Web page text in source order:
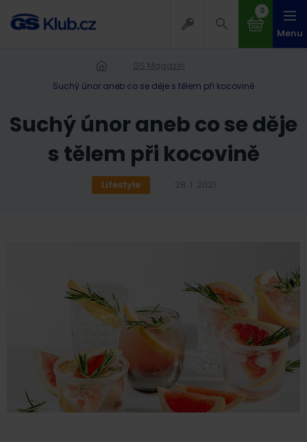
0
Menu
GS Magazín
Suchý únor aneb co se děje s tělem při kocovině
Suchý únor aneb co se děje
s tělem při kocovině
Lifestyle 28. 1. 2021